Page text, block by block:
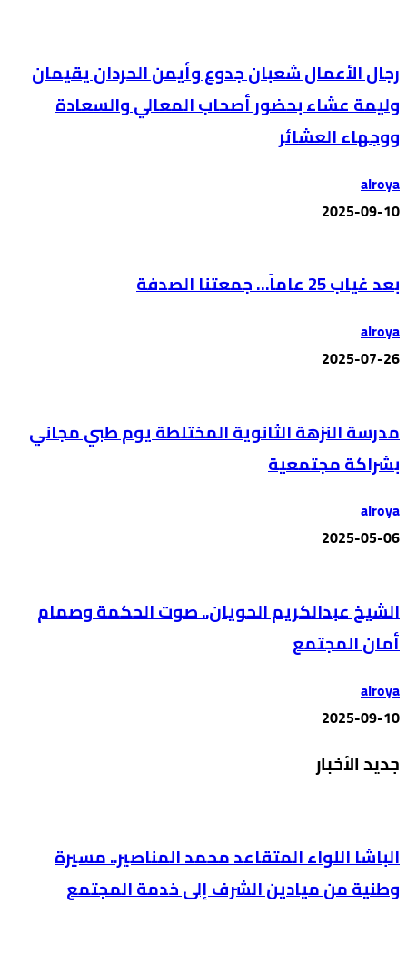
رجال الأعمال شعبان جدوع وأيمن الحردان يقيمان
وليمة عشاء بحضور أصحاب المعالي والسعادة
ووجهاء العشائر
alroya
2025-09-10
بعد غياب 25 عاماً… جمعتنا الصدفة
alroya
2025-07-26
مدرسة النزهة الثانوية المختلطة يوم طبي مجاني
بشراكة مجتمعية
alroya
2025-05-06
الشيخ عبدالكريم الحويان.. صوت الحكمة وصمام
أمان المجتمع
alroya
2025-09-10
جديد الأخبار
الباشا اللواء المتقاعد محمد المناصير.. مسيرة
وطنية من ميادين الشرف إلى خدمة المجتمع